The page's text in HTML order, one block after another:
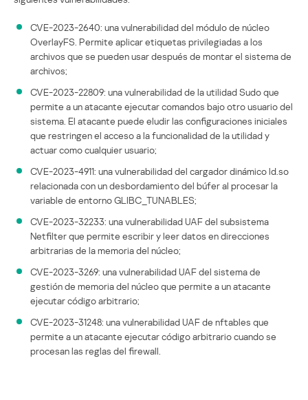
CVE-2023-2640: una vulnerabilidad del módulo de núcleo
OverlayFS. Permite aplicar etiquetas privilegiadas a los
archivos que se pueden usar después de montar el sistema de
archivos;
CVE-2023-22809: una vulnerabilidad de la utilidad Sudo que
permite a un atacante ejecutar comandos bajo otro usuario del
sistema. El atacante puede eludir las configuraciones iniciales
que restringen el acceso a la funcionalidad de la utilidad y
actuar como cualquier usuario;
CVE-2023-4911: una vulnerabilidad del cargador dinámico ld.so
relacionada con un desbordamiento del búfer al procesar la
variable de entorno GLIBC_TUNABLES;
CVE-2023-32233: una vulnerabilidad UAF del subsistema
Netfilter que permite escribir y leer datos en direcciones
arbitrarias de la memoria del núcleo;
CVE-2023-3269: una vulnerabilidad UAF del sistema de
gestión de memoria del núcleo que permite a un atacante
ejecutar código arbitrario;
CVE-2023-31248: una vulnerabilidad UAF de nftables que
permite a un atacante ejecutar código arbitrario cuando se
procesan las reglas del firewall.